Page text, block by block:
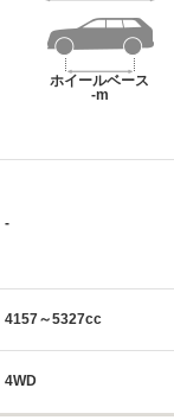
ホイールベース
-m
-
4157～5327cc
4WD